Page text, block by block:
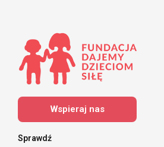
Wspieraj nas
Sprawdź